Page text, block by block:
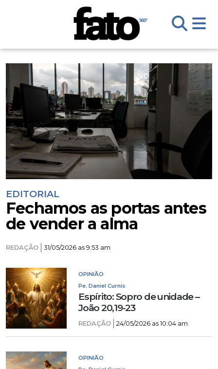
EDITORIAL
Fechamos as portas antes
de vender a alma
REDAÇÃO 31/05/2026 as 9:53 am
OPINIÃO
Pe. Daniel Curnis
Espírito: Sopro de unidade –
João 20,19-23
REDAÇÃO 24/05/2026 as 10:04 am
OPINIÃO